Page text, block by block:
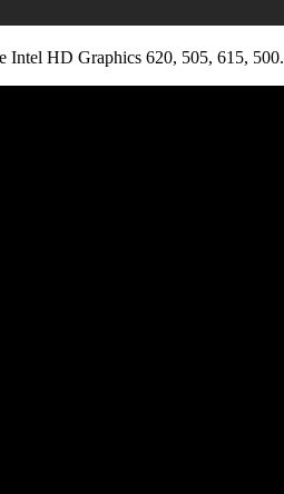
Intel HD Graphics 620, 505, 615, 500.